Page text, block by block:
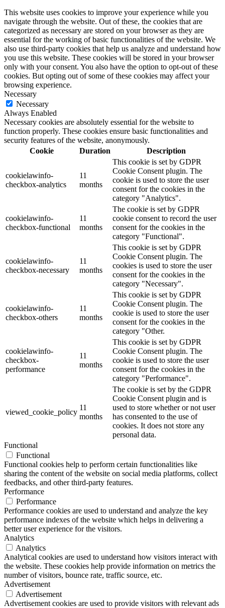
This website uses cookies to improve your experience while you
navigate through the website. Out of these, the cookies that are
categorized as necessary are stored on your browser as they are
essential for the working of basic functionalities of the website. We
also use third-party cookies that help us analyze and understand how
you use this website. These cookies will be stored in your browser
only with your consent. You also have the option to opt-out of these
cookies. But opting out of some of these cookies may affect your
browsing experience.
Necessary
Necessary
Always Enabled
Necessary cookies are absolutely essential for the website to
function properly. These cookies ensure basic functionalities and
security features of the website, anonymously.
Cookie
Duration Description
cookielawinfo-
checkbox-analytics
11
months
This cookie is set by GDPR
Cookie Consent plugin. The
cookie is used to store the user
consent for the cookies in the
category "Analytics".
cookielawinfo-
checkbox-functional
11
months
The cookie is set by GDPR
cookie consent to record the user
consent for the cookies in the
category "Functional".
cookielawinfo-
checkbox-necessary
11
months
This cookie is set by GDPR
Cookie Consent plugin. The
cookies is used to store the user
consent for the cookies in the
category "Necessary".
cookielawinfo-
checkbox-others
11
months
This cookie is set by GDPR
Cookie Consent plugin. The
cookie is used to store the user
consent for the cookies in the
category "Other.
cookielawinfo-
checkbox-
performance
11
months
This cookie is set by GDPR
Cookie Consent plugin. The
cookie is used to store the user
consent for the cookies in the
category "Performance".
viewed_cookie_policy
11
months
The cookie is set by the GDPR
Cookie Consent plugin and is
used to store whether or not user
has consented to the use of
cookies. It does not store any
personal data.
Functional
Functional
Functional cookies help to perform certain functionalities like
sharing the content of the website on social media platforms, collect
feedbacks, and other third-party features.
Performance
Performance
Performance cookies are used to understand and analyze the key
performance indexes of the website which helps in delivering a
better user experience for the visitors.
Analytics
Analytics
Analytical cookies are used to understand how visitors interact with
the website. These cookies help provide information on metrics the
number of visitors, bounce rate, traffic source, etc.
Advertisement
Advertisement
Advertisement cookies are used to provide visitors with relevant ads